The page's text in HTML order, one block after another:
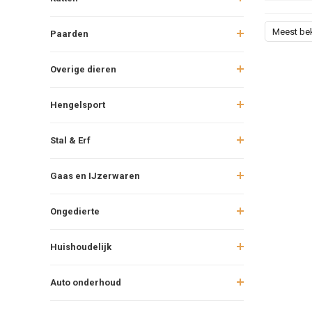
Paarden
Overige dieren
Hengelsport
Stal & Erf
Gaas en IJzerwaren
Ongedierte
Huishoudelijk
Auto onderhoud
Meest